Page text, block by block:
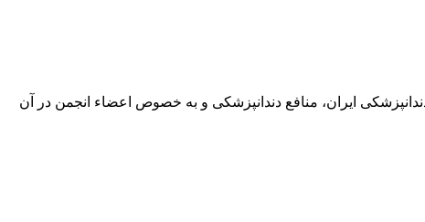
ایران، منافع دندانپزشکی و به خصوص اعضاء انجمن در آن